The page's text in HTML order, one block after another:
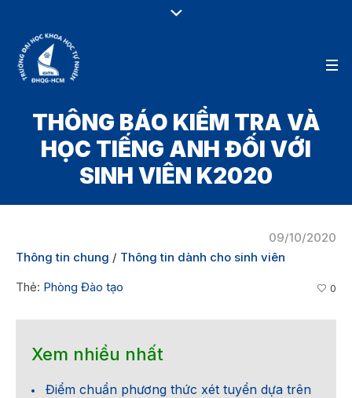
THÔNG BÁO KIỂM TRA VÀ
HỌC TIẾNG ANH ĐỐI VỚI
SINH VIÊN K2020
09/10/2020
Thông tin chung / Thông tin dành cho sinh viên
Thẻ: Phòng Đào tạo 0
Xem nhiều nhất
Điểm chuẩn phương thức xét tuyển dựa trên